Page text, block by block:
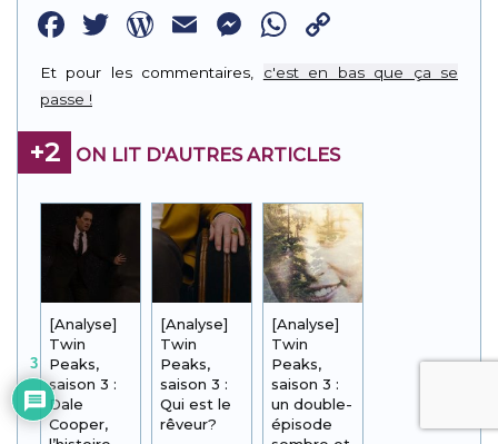
Facebook
Twitter
WordPress
EmailMessenger
WhatsApp
Link
Et pour les commentaires, c'est en bas que ça se
passe !
+2 ON LIT D'AUTRES ARTICLES
[Analyse]
Twin
Peaks,
saison 3 :
Dale
Cooper,
[Analyse]
Twin
Peaks,
saison 3 :
Qui est le
rêveur?
[Analyse]
Twin
Peaks,
saison 3 :
un double-
épisode
3